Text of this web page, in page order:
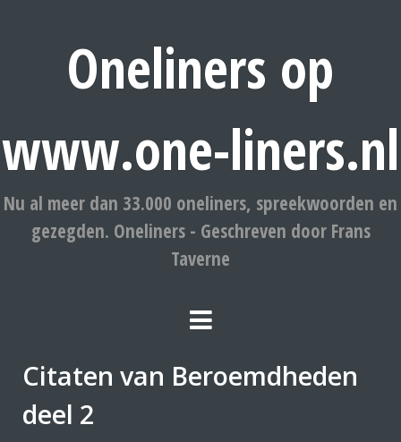
Oneliners op
www.one-liners.nl
Nu al meer dan 33.000 oneliners, spreekwoorden en
gezegden. Oneliners - Geschreven door Frans
Taverne
Citaten van Beroemdheden
deel 2